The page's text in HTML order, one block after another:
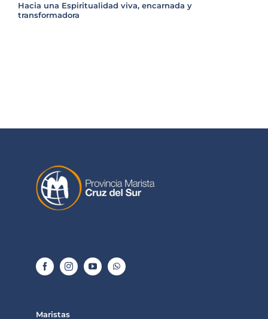
Hacia una Espiritualidad viva, encarnada y
transformadora
Maristas